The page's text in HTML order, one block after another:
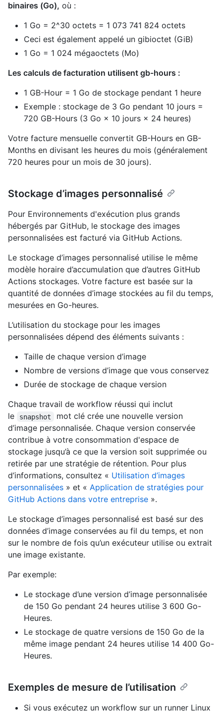
binaires (Go), où :
1 Go = 2^30 octets = 1 073 741 824 octets
Ceci est également appelé un gibioctet (GiB)
1 Go = 1 024 mégaoctets (Mo)
Les calculs de facturation utilisent gb-hours :
1 GB-Hour = 1 Go de stockage pendant 1 heure
Exemple : stockage de 3 Go pendant 10 jours =
720 GB-Hours (3 Go × 10 jours × 24 heures)
Votre facture mensuelle convertit GB-Hours en GB-
Months en divisant les heures du mois (généralement
720 heures pour un mois de 30 jours).
Stockage d’images personnalisé
Pour Environnements d'exécution plus grands
hébergés par GitHub, le stockage des images
personnalisées est facturé via GitHub Actions.
Le stockage d’images personnalisé utilise le même
modèle horaire d’accumulation que d’autres GitHub
Actions stockages. Votre facture est basée sur la
quantité de données d’image stockées au fil du temps,
mesurées en Go-heures.
L’utilisation du stockage pour les images
personnalisées dépend des éléments suivants :
Taille de chaque version d’image
Nombre de versions d’image que vous conservez
Durée de stockage de chaque version
Chaque travail de workflow réussi qui inclut
le
snapshot
mot clé crée une nouvelle version
d’image personnalisée. Chaque version conservée
contribue à votre consommation d'espace de
stockage jusqu’à ce que la version soit supprimée ou
retirée par une stratégie de rétention. Pour plus
d’informations, consultez « Utilisation d’images
personnalisées » et « Application de stratégies pour
GitHub Actions dans votre entreprise ».
Le stockage d’images personnalisé est basé sur des
données d’image conservées au fil du temps, et non
sur le nombre de fois qu’un exécuteur utilise ou extrait
une image existante.
Par exemple:
Le stockage d’une version d’image personnalisée
de 150 Go pendant 24 heures utilise 3 600 Go-
Heures.
Le stockage de quatre versions de 150 Go de la
même image pendant 24 heures utilise 14 400 Go-
Heures.
Exemples de mesure de l’utilisation
Si vous exécutez un workflow sur un runner Linux